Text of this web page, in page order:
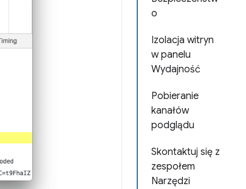
o
Izolacja witryn
w panelu
Wydajność
Pobieranie
kanałów
podglądu
Skontaktuj się z
zespołem
Narzędzi